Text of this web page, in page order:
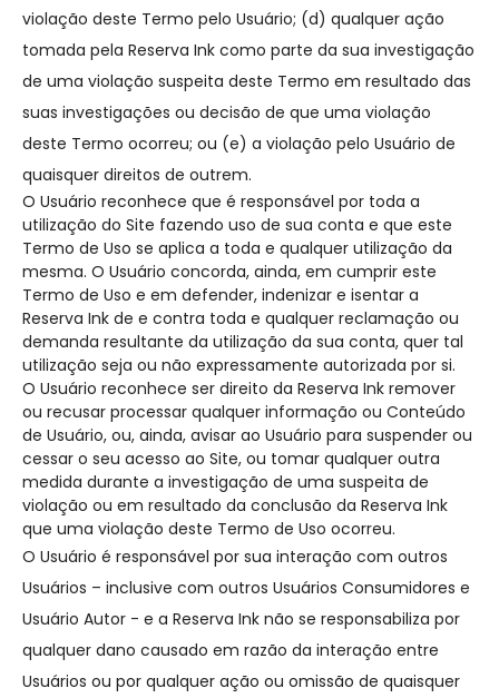
violação deste Termo pelo Usuário; (d) qualquer ação
tomada pela Reserva Ink como parte da sua investigação
de uma violação suspeita deste Termo em resultado das
suas investigações ou decisão de que uma violação
deste Termo ocorreu; ou (e) a violação pelo Usuário de
quaisquer direitos de outrem.
O Usuário reconhece que é responsável por toda a
utilização do Site fazendo uso de sua conta e que este
Termo de Uso se aplica a toda e qualquer utilização da
mesma. O Usuário concorda, ainda, em cumprir este
Termo de Uso e em defender, indenizar e isentar a
Reserva Ink de e contra toda e qualquer reclamação ou
demanda resultante da utilização da sua conta, quer tal
utilização seja ou não expressamente autorizada por si.
O Usuário reconhece ser direito da Reserva Ink remover
ou recusar processar qualquer informação ou Conteúdo
de Usuário, ou, ainda, avisar ao Usuário para suspender ou
cessar o seu acesso ao Site, ou tomar qualquer outra
medida durante a investigação de uma suspeita de
violação ou em resultado da conclusão da Reserva Ink
que uma violação deste Termo de Uso ocorreu.
O Usuário é responsável por sua interação com outros
Usuários – inclusive com outros Usuários Consumidores e
Usuário Autor - e a Reserva Ink não se responsabiliza por
qualquer dano causado em razão da interação entre
Usuários ou por qualquer ação ou omissão de quaisquer